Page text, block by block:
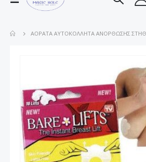
Πλοήγησης
ΑΌΡΑΤΑ ΑΥΤΟΚΌΛΛΗΤΑ ΑΝΌΡΘΩΣΗΣ
της
συλλογής
εικόνων